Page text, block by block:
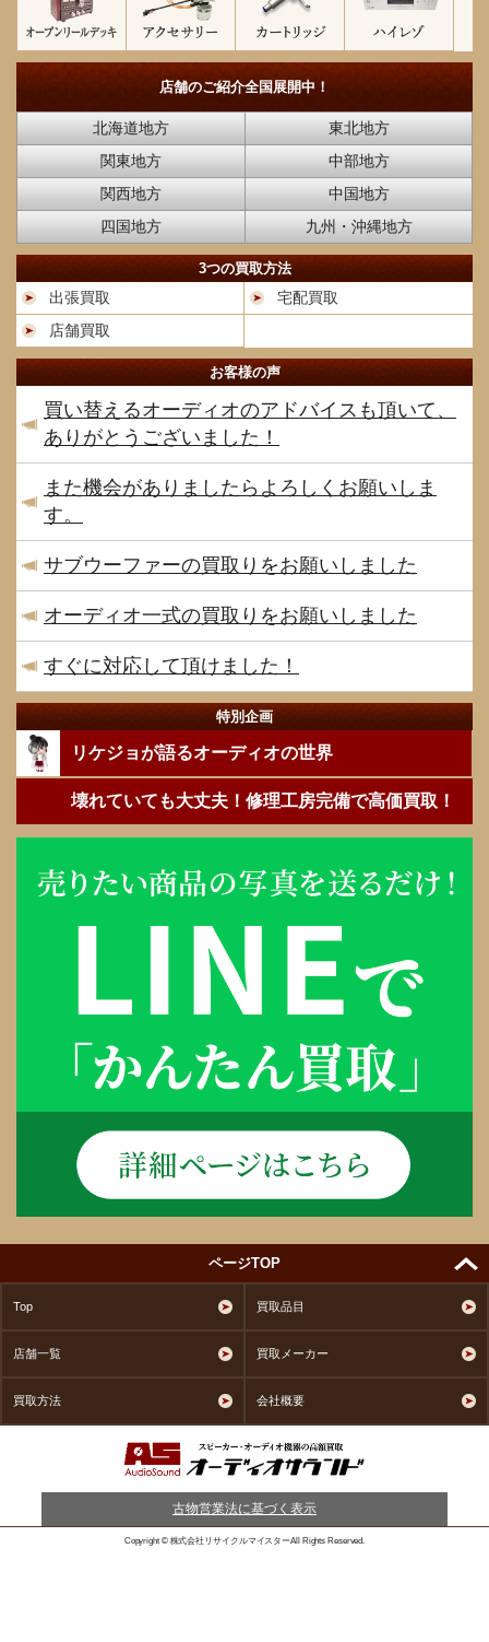
店舗のご紹介全国展開中！
北海道地方
東北地方
関東地方
中部地方
関西地方
中国地方
四国地方
九州・沖縄地方
3つの買取方法
出張買取
宅配買取
店舗買取
お客様の声
買い替えるオーディオのアドバイスも頂いて、
ありがとうございました！
また機会がありましたらよろしくお願いしま
す。
サブウーファーの買取りをお願いしました
オーディオ一式の買取りをお願いしました
すぐに対応して頂けました！
特別企画
リケジョが語るオーディオの世界
壊れていても大丈夫！修理工房完備で高価買取！
ページTOP
Top 買取品目
店舗一覧 買取メーカー
買取方法 会社概要
古物営業法に基づく表示
Copyright © 株式会社リサイクルマイスターAll Rights Reserved.